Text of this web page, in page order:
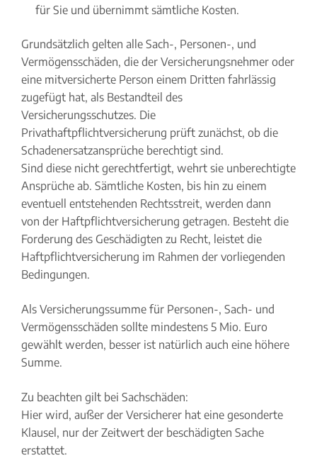
für Sie und übernimmt sämtliche Kosten.
Grundsätzlich gelten alle Sach-, Personen-, und
Vermögensschäden, die der Versicherungsnehmer oder
eine mitversicherte Person einem Dritten fahrlässig
zugefügt hat, als Bestandteil des
Versicherungsschutzes. Die
Privathaftpflichtversicherung prüft zunächst, ob die
Schadenersatzansprüche berechtigt sind.
Sind diese nicht gerechtfertigt, wehrt sie unberechtigte
Ansprüche ab. Sämtliche Kosten, bis hin zu einem
eventuell entstehenden Rechtsstreit, werden dann
von der Haftpflichtversicherung getragen. Besteht die
Forderung des Geschädigten zu Recht, leistet die
Haftpflichtversicherung im Rahmen der vorliegenden
Bedingungen.
Als Versicherungssumme für Personen-, Sach- und
Vermögensschäden sollte mindestens 5 Mio. Euro
gewählt werden, besser ist natürlich auch eine höhere
Summe.
Zu beachten gilt bei Sachschäden:
Hier wird, außer der Versicherer hat eine gesonderte
Klausel, nur der Zeitwert der beschädigten Sache
erstattet.